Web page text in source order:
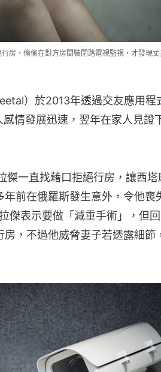
房，偷偷在對方房間裝閉路電視監視，才發現
）於2013年透過交友應用程
情發展迅速，翌年在家人見證
傑一直找藉口拒絕行房，讓西塔
前在俄羅斯發生意外，令他喪
傑表示要做「減重手術」，但
，不過他威脅妻子若透露細節